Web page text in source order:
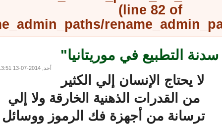
(line82of
التطبيع في موريتانيا"
لا يحتاج الإنسان إلي الكثير
من القدرات الذهنية الخارقة ولا إلي
ترسانة من أجهزة فك الرموز ووسائل